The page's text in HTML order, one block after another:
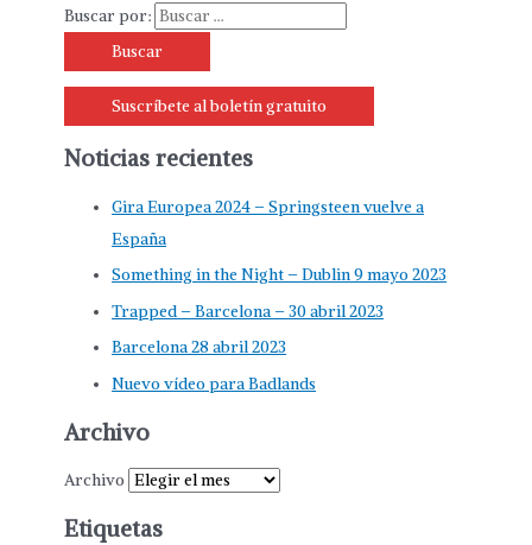
Buscar por:
Suscríbete al boletín gratuito
Noticias recientes
Gira Europea 2024 – Springsteen vuelve a
España
Something in the Night – Dublin 9 mayo 2023
Trapped – Barcelona – 30 abril 2023
Barcelona 28 abril 2023
Nuevo vídeo para Badlands
Archivo
Archivo
Etiquetas